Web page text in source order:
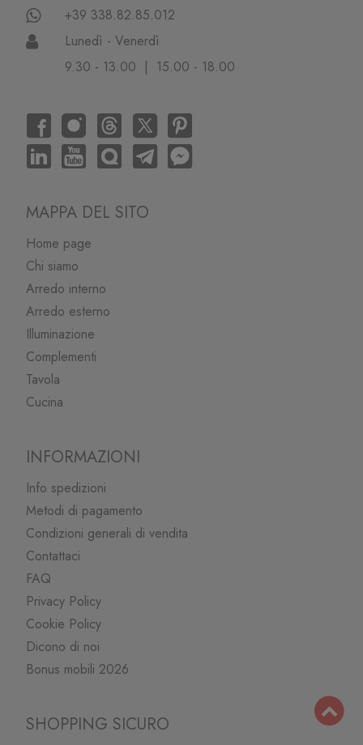
+39 338.82.85.012
Lunedì - Venerdì
9.30 - 13.00 | 15.00 - 18.00
MAPPA DEL SITO
Home page
Chi siamo
Arredo interno
Arredo esterno
Illuminazione
Complementi
Tavola
Cucina
INFORMAZIONI
Info spedizioni
Metodi di pagamento
Condizioni generali di vendita
Contattaci
FAQ
Privacy Policy
Cookie Policy
Dicono di noi
Bonus mobili 2026
SHOPPING SICURO